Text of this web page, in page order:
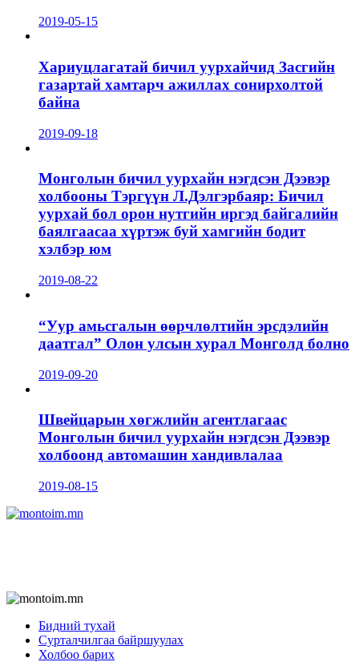
2019-05-15
Хариуцлагатай бичил уурхайчид Засгийн
газартай хамтарч ажиллах сонирхолтой
байна
2019-09-18
Монголын бичил уурхайн нэгдсэн Дээвэр
холбооны Тэргүүн Л.Дэлгэрбаяр: Бичил
уурхай бол орон нутгийн иргэд байгалийн
баялгаасаа хүртэж буй хамгийн бодит
хэлбэр юм
2019-08-22
“Уур амьсгалын өөрчлөлтийн эрсдэлийн
даатгал” Олон улсын хурал Монголд болно
2019-09-20
Швейцарын хөгжлийн агентлагаас
Монголын бичил уурхайн нэгдсэн Дээвэр
холбоонд автомашин хандивлалаа
2019-08-15
Бидний тухай
Сурталчилгаа байршуулах
Холбоо барих